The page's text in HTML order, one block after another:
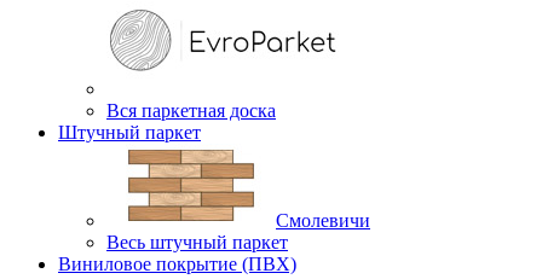
Вся паркетная доска
Штучный паркет
Смолевичи
Весь штучный паркет
Виниловое покрытие (ПВХ)